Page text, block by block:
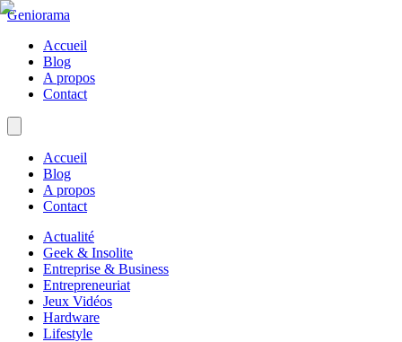
Geniorama
Accueil
Blog
A propos
Contact
Accueil
Blog
A propos
Contact
Actualité
Geek & Insolite
Entreprise & Business
Entrepreneuriat
Jeux Vidéos
Hardware
Lifestyle